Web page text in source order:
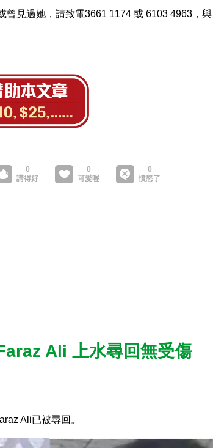
曾見過她，請致電3661 1174 或 6103 4963，與
Ali 上水尋回無受傷
Ali已被尋回。